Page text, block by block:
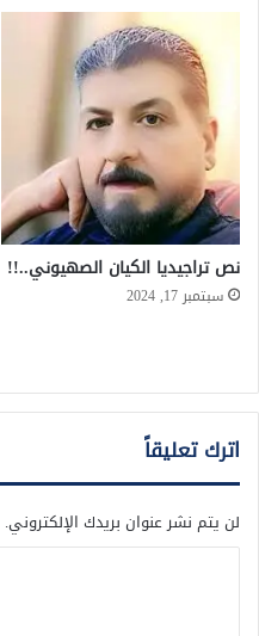
نص تراجيديا الكيان الصهيوني..!!
سبتمبر 17, 2024
اترك تعليقاً
لن يتم نشر عنوان بريدك الإلكتروني.